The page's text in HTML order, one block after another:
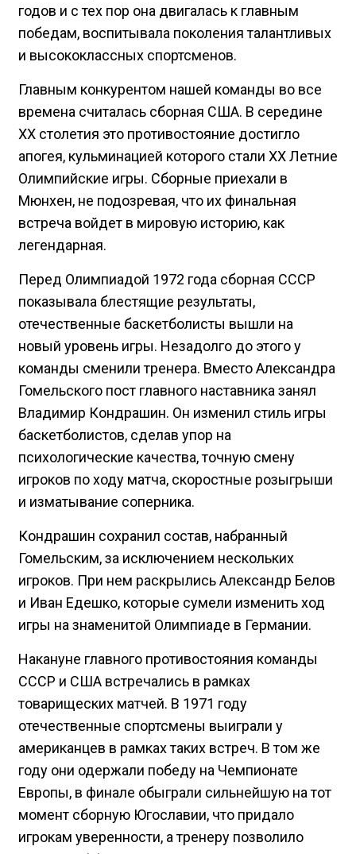
годов и с тех пор она двигалась к главным
победам, воспитывала поколения талантливых
и высококлассных спортсменов.
Главным конкурентом нашей команды во все
времена считалась сборная США. В середине
XX столетия это противостояние достигло
апогея, кульминацией которого стали XX Летние
Олимпийские игры. Сборные приехали в
Мюнхен, не подозревая, что их финальная
встреча войдет в мировую историю, как
легендарная.
Перед Олимпиадой 1972 года сборная СССР
показывала блестящие результаты,
отечественные баскетболисты вышли на
новый уровень игры. Незадолго до этого у
команды сменили тренера. Вместо Александра
Гомельского пост главного наставника занял
Владимир Кондрашин. Он изменил стиль игры
баскетболистов, сделав упор на
психологические качества, точную смену
игроков по ходу матча, скоростные розыгрыши
и изматывание соперника.
Кондрашин сохранил состав, набранный
Гомельским, за исключением нескольких
игроков. При нем раскрылись Александр Белов
и Иван Едешко, которые сумели изменить ход
игры на знаменитой Олимпиаде в Германии.
Накануне главного противостояния команды
СССР и США встречались в рамках
товарищеских матчей. В 1971 году
отечественные спортсмены выиграли у
американцев в рамках таких встреч. В том же
году они одержали победу на Чемпионате
Европы, в финале обыграли сильнейшую на тот
момент сборную Югославии, что придало
игрокам уверенности, а тренеру позволило